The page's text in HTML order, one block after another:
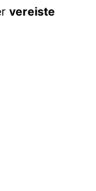
vereiste